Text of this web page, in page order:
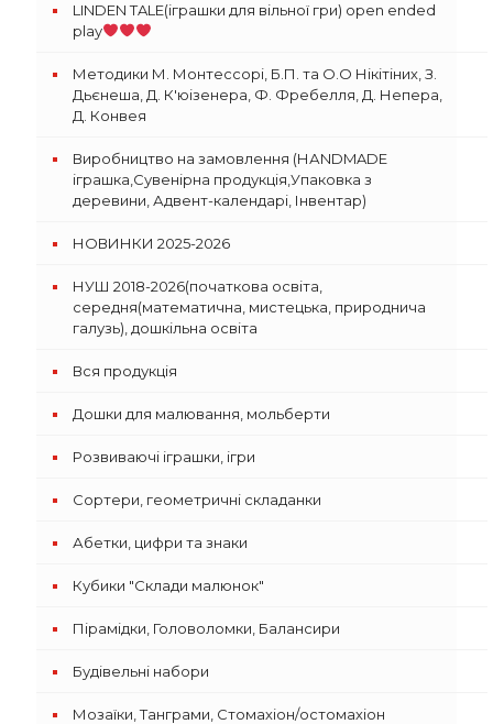
LINDEN TALE(іграшки для вільної гри) open ended
play
Методики М. Монтессорі, Б.П. та О.О Нікітіних, З.
Дьєнеша, Д. К'юізенера, Ф. Фребелля, Д. Непера,
Д. Конвея
Виробництво на замовлення (НАNDMADE
іграшка,Сувенірна продукція,Упаковка з
деревини, Адвент-календарі, Інвентар)
НОВИНКИ 2025-2026
НУШ 2018-2026(початкова освіта,
середня(математична, мистецька, природнича
галузь), дошкільна освіта
Вся продукція
Дошки для малювання, мольберти
Розвиваючі іграшки, ігри
Сортери, геометричні складанки
Абетки, цифри та знаки
Кубики "Склади малюнок"
Пірамідки, Головоломки, Балансири
Будівельні набори
Мозаїки, Танграми, Стомахіон/остомахіон